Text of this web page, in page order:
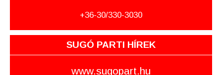
+36-30/330-3030
SUGÓ PARTI HÍREK
www.sugopart.hu